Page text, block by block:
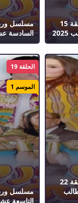
مسلسل ورث عمتي الحلقة 15
السادسة
مسلسل ورث عمتي الحلقة 22
التاسعة
الحلقة 19
الموسم 1